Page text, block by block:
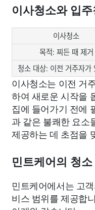
이사청소와 입
이사청소
목적: 찌든 때 제거
청소 대상: 이전 거주자가
이사청소는 이전 거
하여 새로운 시작을
집에 들어가기 전에
과 같은 불쾌한 요소
제공하는 데 초점을
민트케어의 청소
민트케어에서는 고
비스 범위를 제공합